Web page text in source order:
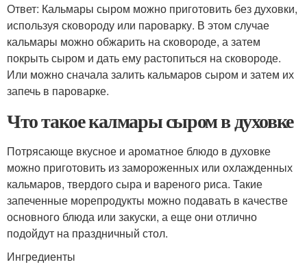
Ответ: Кальмары сыром можно приготовить без духовки,
используя сковороду или пароварку. В этом случае
кальмары можно обжарить на сковороде, а затем
покрыть сыром и дать ему растопиться на сковороде.
Или можно сначала залить кальмаров сыром и затем их
запечь в пароварке.
Что такое калмары сыром в духовке
Потрясающе вкусное и ароматное блюдо в духовке
можно приготовить из замороженных или охлажденных
кальмаров, твердого сыра и вареного риса. Такие
запеченные морепродукты можно подавать в качестве
основного блюда или закуски, а еще они отлично
подойдут на праздничный стол.
Ингредиенты